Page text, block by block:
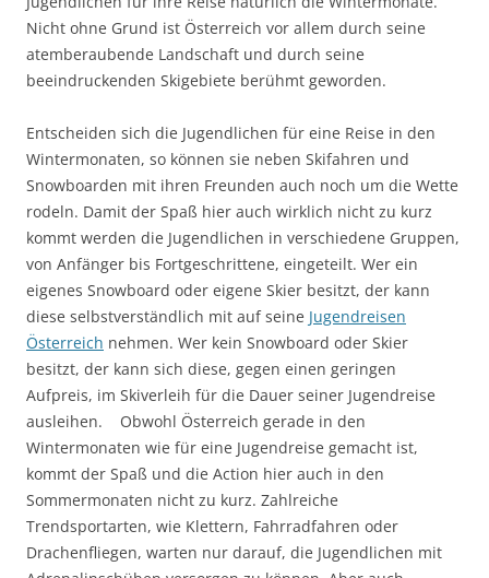
Nicht ohne Grund ist Österreich vor allem durch seine
atemberaubende Landschaft und durch seine
beeindruckenden Skigebiete berühmt geworden.
Entscheiden sich die Jugendlichen für eine Reise in den
Wintermonaten, so können sie neben Skifahren und
Snowboarden mit ihren Freunden auch noch um die Wette
rodeln. Damit der Spaß hier auch wirklich nicht zu kurz
kommt werden die Jugendlichen in verschiedene Gruppen,
von Anfänger bis Fortgeschrittene, eingeteilt. Wer ein
eigenes Snowboard oder eigene Skier besitzt, der kann
diese selbstverständlich mit auf seine Jugendreisen
Österreich nehmen. Wer kein Snowboard oder Skier
besitzt, der kann sich diese, gegen einen geringen
Aufpreis, im Skiverleih für die Dauer seiner Jugendreise
ausleihen. Obwohl Österreich gerade in den
Wintermonaten wie für eine Jugendreise gemacht ist,
kommt der Spaß und die Action hier auch in den
Sommermonaten nicht zu kurz. Zahlreiche
Trendsportarten, wie Klettern, Fahrradfahren oder
Drachenfliegen, warten nur darauf, die Jugendlichen mit